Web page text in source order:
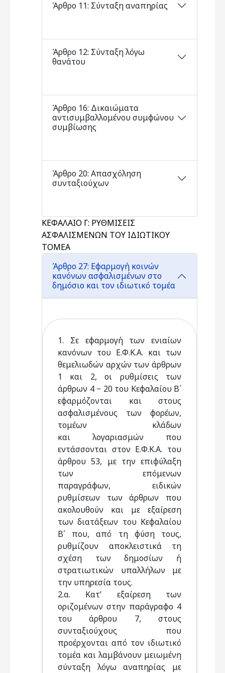
Άρθρο 11: Σύνταξη αναπηρίας
Άρθρο 12: Σύνταξη λόγω
θανάτου
Άρθρο 16: Δικαιώματα
αντισυμβαλλομένου συμφώνου
συμβίωσης
Άρθρο 20: Απασχόληση
συνταξιούχων
ΚΕΦΑΛΑΙΟ Γ: ΡΥΘΜΙΣΕΙΣ
ΑΣΦΑΛΙΣΜΕΝΩΝ ΤΟΥ ΙΔΙΩΤΙΚΟΥ
ΤΟΜΕΑ
Άρθρο 27: Εφαρμογή κοινών
κανόνων ασφαλισμένων στο
δημόσιο και τον ιδιωτικό τομέα
1. Σε εφαρμογή των ενιαίων
κανόνων του Ε.Φ.Κ.Α. και των
θεμελιωδών αρχών των άρθρων
1 και 2, οι ρυθμίσεις των
άρθρων 4 − 20 του Κεφαλαίου Β΄
εφαρμόζονται και στους
ασφαλισμένους των φορέων,
τομέων κλάδων
και λογαριασμών που
εντάσσονται στον Ε.Φ.Κ.Α. του
άρθρου 53, με την επιφύλαξη
των επόμενων
παραγράφων, ειδικών
ρυθμίσεων των άρθρων που
ακολουθούν και με εξαίρεση
των διατάξεων του Κεφαλαίου
Β΄ που, από τη φύση τους,
ρυθμίζουν αποκλειστικά τη
σχέση των δημοσίων ή
στρατιωτικών υπαλλήλων με
την υπηρεσία τους.
2.α. Κατ’ εξαίρεση των
οριζομένων στην παράγραφο 4
του άρθρου 7, στους
συνταξιούχους που
προέρχονται από τον ιδιωτικό
τομέα και λαμβάνουν μειωμένη
σύνταξη λόγω αναπηρίας με